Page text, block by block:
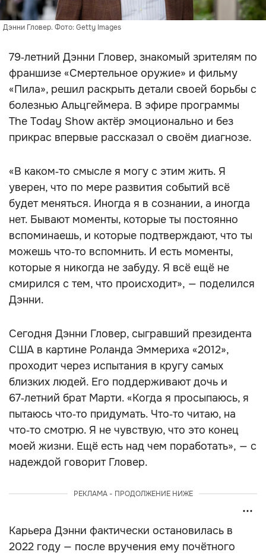
Дэнни Гловер. Фото: Getty Images
79‑летний Дэнни Гловер, знакомый зрителям по
франшизе «Смертельное оружие» и фильму
«Пила», решил раскрыть детали своей борьбы с
болезнью Альцгеймера. В эфире программы
The Today Show актёр эмоционально и без
прикрас впервые рассказал о своём диагнозе.
«В каком‑то смысле я могу с этим жить. Я
уверен, что по мере развития событий всё
будет меняться. Иногда я в сознании, а иногда
нет. Бывают моменты, которые ты постоянно
вспоминаешь, и которые подтверждают, что ты
можешь что‑то вспомнить. И есть моменты,
которые я никогда не забуду. Я всё ещё не
смирился с тем, что происходит», — поделился
Дэнни.
Сегодня Дэнни Гловер, сыгравший президента
США в картине Роланда Эммериха «2012»,
проходит через испытания в кругу самых
близких людей. Его поддерживают дочь и
67‑летний брат Марти. «Когда я просыпаюсь, я
пытаюсь что‑то придумать. Что‑то читаю, на
что‑то смотрю. Я не чувствую, что это конец
моей жизни. Ещё есть над чем поработать», — с
надеждой говорит Гловер.
РЕКЛАМА - ПРОДОЛЖЕНИЕ НИЖЕ
Карьера Дэнни фактически остановилась в
2022 году — после вручения ему почётного